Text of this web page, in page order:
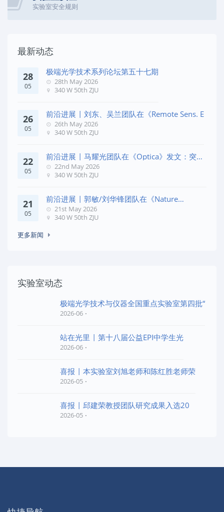
实验室安全规则
最新动态
28
05
极端光学技术系列论坛第五十七期
28th May 2026
340 W 50th ZJU
26
05
前沿进展 | 刘东、吴兰团队在《Remote Sens. E
26th May 2026
340 W 50th ZJU
22
05
前沿进展 | 马耀光团队在《Optica》发文：突破
几何相位
22nd May 2026
340 W 50th ZJU
21
05
前沿进展 | 郭敏/刘华锋团队在《Nature
Commun
21st May 2026
340 W 50th ZJU
更多新闻
实验室动态
极端光学技术与仪器全国重点实验室第四批“
2026-06
站在光里 | 第十八届公益EPI中学生光
2026-06
喜报 | 本实验室刘旭老师和陈红胜老师荣
2026-05
喜报 | 邱建荣教授团队研究成果入选20
2026-05